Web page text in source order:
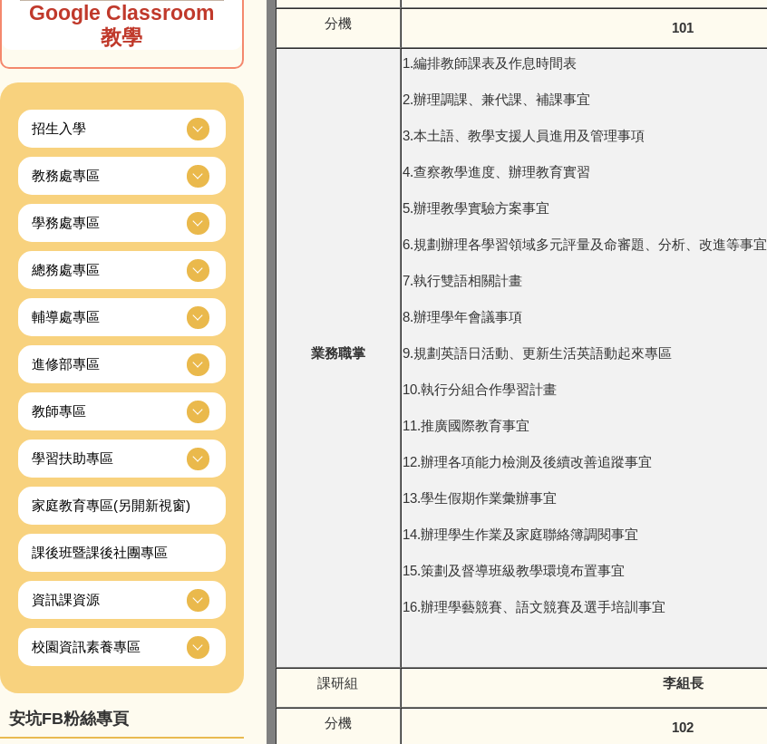
Google Classroom
教學
招生入學
教務處專區
學務處專區
總務處專區
輔導處專區
進修部專區
教師專區
學習扶助專區
家庭教育專區(另開新視窗)
課後班暨課後社團專區
資訊課資源
校園資訊素養專區
安坑FB粉絲專頁
分機 101
業務職掌
1.編排教師課表及作息時間表
2.辦理調課、兼代課、補課事宜
3.本土語、教學支援人員進用及管理事項
4.查察教學進度、辦理教育實習
5.辦理教學實驗方案事宜
6.規劃辦理各學習領域多元評量及命審題、分析、改進等事宜
7.執行雙語相關計畫
8.辦理學年會議事項
9.規劃英語日活動、更新生活英語動起來專區
10.執行分組合作學習計畫
11.推廣國際教育事宜
12.辦理各項能力檢測及後續改善追蹤事宜
13.學生假期作業彙辦事宜
14.辦理學生作業及家庭聯絡簿調閱事宜
15.策劃及督導班級教學環境布置事宜
16.辦理學藝競賽、語文競賽及選手培訓事宜
課研組 李組長
分機 102